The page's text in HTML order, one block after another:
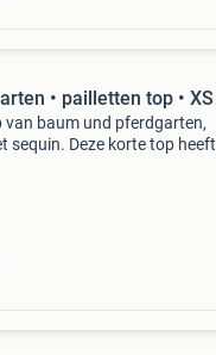
• pailletten top • XS
van baum und pferdgarten,
sequin. Deze korte top heeft